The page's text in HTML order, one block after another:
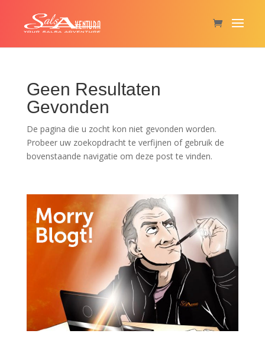
Geen Resultaten
Gevonden
De pagina die u zocht kon niet gevonden worden.
Probeer uw zoekopdracht te verfijnen of gebruik de
bovenstaande navigatie om deze post te vinden.